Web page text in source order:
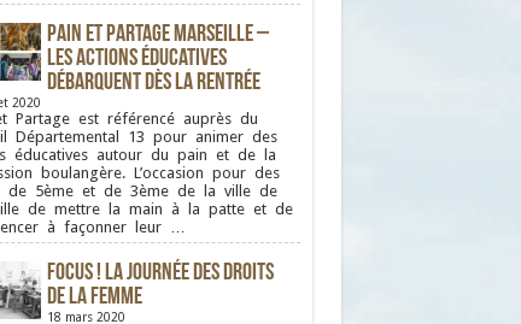
Pain et Partage Marseille –
Les actions éducatives
débarquent dès la rentrée
2020
Partage est référencé auprès du
Départemental 13 pour animer des
éducatives autour du pain et de la
boulangère. L’occasion pour des
de 5ème et de 3ème de la ville de
de mettre la main à la patte et de
à façonner leur …
FOCUS ! La journée des droits
de la femme
18 mars 2020